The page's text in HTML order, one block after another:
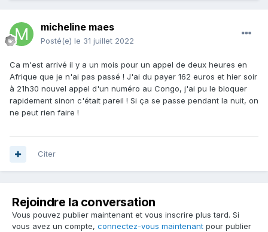
micheline maes
Posté(e) le 31 juillet 2022
Ca m'est arrivé il y a un mois pour un appel de deux heures en
Afrique que je n'ai pas passé ! J'ai du payer 162 euros et hier soir
à 21h30 nouvel appel d'un numéro au Congo, j'ai pu le bloquer
rapidement sinon c'était pareil ! Si ça se passe pendant la nuit, on
ne peut rien faire !
Citer
Rejoindre la conversation
Vous pouvez publier maintenant et vous inscrire plus tard. Si
vous avez un compte, connectez-vous maintenant pour publier